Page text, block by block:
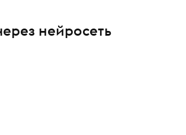
нейросеть